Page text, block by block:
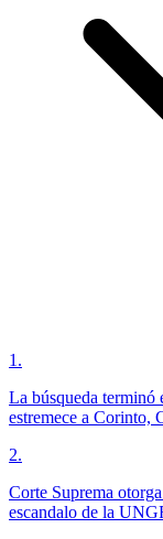
1 .
La búsqueda terminó
estremece a Corinto,
2.
Corte Suprema
escandalo de la